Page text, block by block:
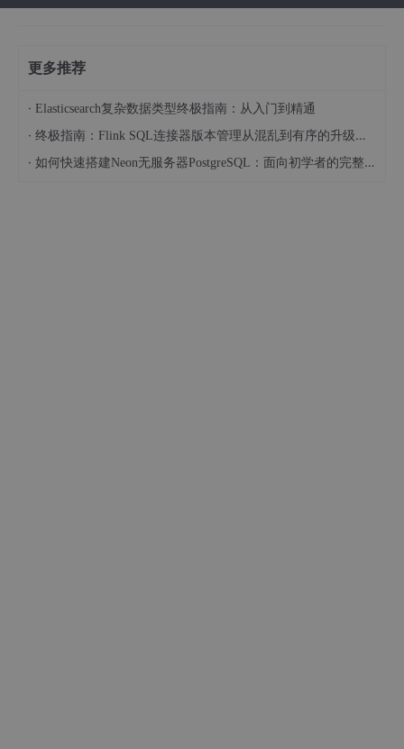
git checkout -b test @~1
git checkout -b test HEAD~1
更多推荐
· Elasticsearch复杂数据类型终极指南：从入门到精通
· 终极指南：Flink SQL连接器版本管理从混乱到有序的升级之路
· 如何快速搭建Neon无服务器PostgreSQL：面向初学者的完整指南